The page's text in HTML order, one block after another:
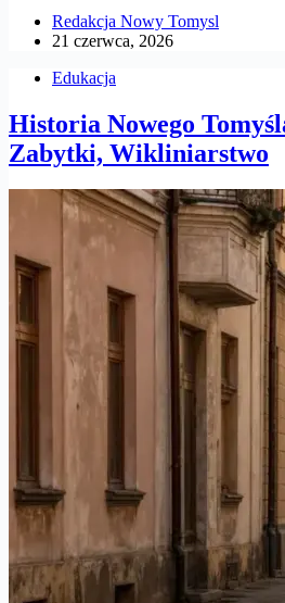
Redakcja Nowy Tomysl
21 czerwca, 2026
Edukacja
Historia Nowego
Zabytki, Wikliniarstwo